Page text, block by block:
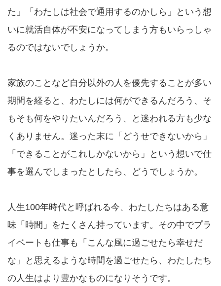
た」「わたしは社会で通用するのかしら」という想
いに就活自体が不安になってしまう方もいらっしゃ
るのではないでしょうか。
家族のことなど自分以外の人を優先することが多い
期間を経ると、わたしには何ができるんだろう、そ
もそも何をやりたいんだろう、と迷われる方も少な
くありません。迷った末に「どうせできないから」
「できることがこれしかないから」という想いで仕
事を選んでしまったとしたら、どうでしょうか。
人生100年時代と呼ばれる今、わたしたちはある意
味「時間」をたくさん持っています。その中でプラ
イベートも仕事も「こんな風に過ごせたら幸せだ
な」と思えるような時間を過ごせたら、わたしたち
の人生はより豊かなものになりそうです。